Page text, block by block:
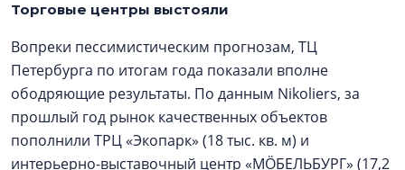
Торговые центры выстояли
Вопреки пессимистическим прогнозам, ТЦ
Петербурга по итогам года показали вполне
ободряющие результаты. По данным Nikoliers, за
прошлый год рынок качественных объектов
пополнили ТРЦ «Экопарк» (18 тыс. кв. м) и
интерьерно-выставочный центр «МÖБЕЛЬБУРГ» (17,2